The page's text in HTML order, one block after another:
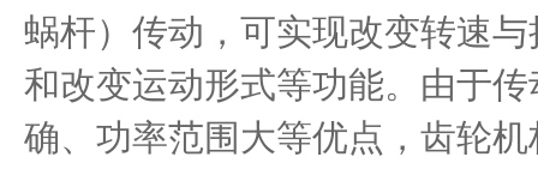
蜗杆）传动，可实现改变转速
和改变运动形式等功能。由于
确、功率范围大等优点，齿轮